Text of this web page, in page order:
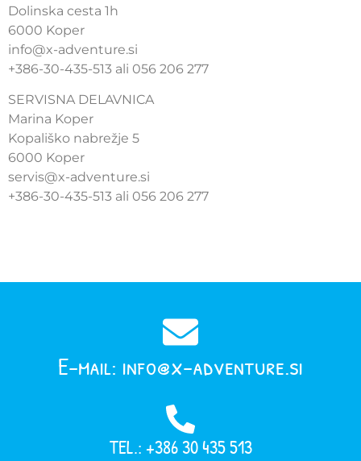
Dolinska cesta 1h
6000 Koper
info@x-adventure.si
+386-30-435-513 ali 056 206 277
SERVISNA DELAVNICA
Marina Koper
Kopališko nabrežje 5
6000 Koper
servis@x-adventure.si
+386-30-435-513 ali 056 206 277
E-mail: info@x-adventure.si
TEL.: +386 30 435 513